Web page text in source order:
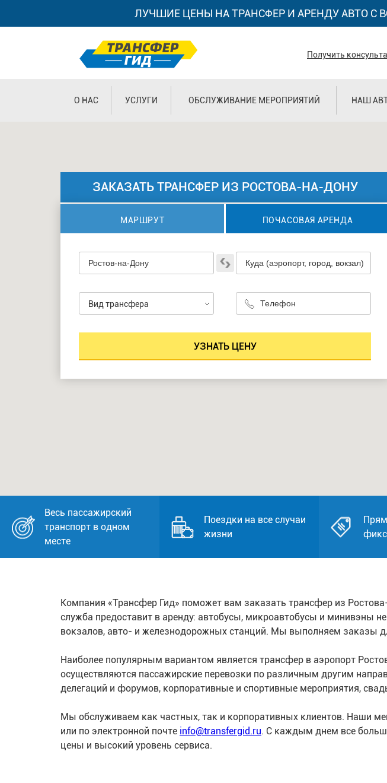
ЛУЧШИЕ ЦЕНЫ НА ТРАНСФЕР И АРЕНДУ АВТО
Получить
О НАС УСЛУГИ ОБСЛУЖИВАНИЕ МЕРОПРИЯТИЙ НАШ
ЗАКАЗАТЬ ТРАНСФЕР ИЗ РОСТОВА-НА-ДОНУ
МАРШРУТ ПОЧАСОВАЯ АРЕНДА
Вид трансфера
Весь пассажирский
транспорт в одном
месте
Поездки на все случаи
жизни
Компания «Трансфер Гид» поможет вам заказать трансфер из
служба предоставит в аренду: автобусы, микроавтобусы и минивэны
вокзалов, авто- и железнодорожных станций. Мы выполняем заказы
Наиболее популярным вариантом является трансфер в аэропорт
осуществляются пассажирские перевозки по различным другим
делегаций и форумов, корпоративные и спортивные мероприятия,
Мы обслуживаем как частных, так и корпоративных клиентов. Наши
или по электронной почте info@transfergid.ru. С каждым днем все
цены и высокий уровень сервиса.